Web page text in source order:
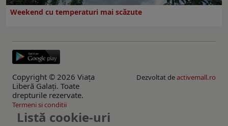
Weekend cu temperaturi mai scăzute
Copyright © 2026 Viaţa
Liberă Galaţi. Toate
drepturile rezervate.
Dezvoltat deactivemall.ro
Termeni si conditii
Listă cookie-uri